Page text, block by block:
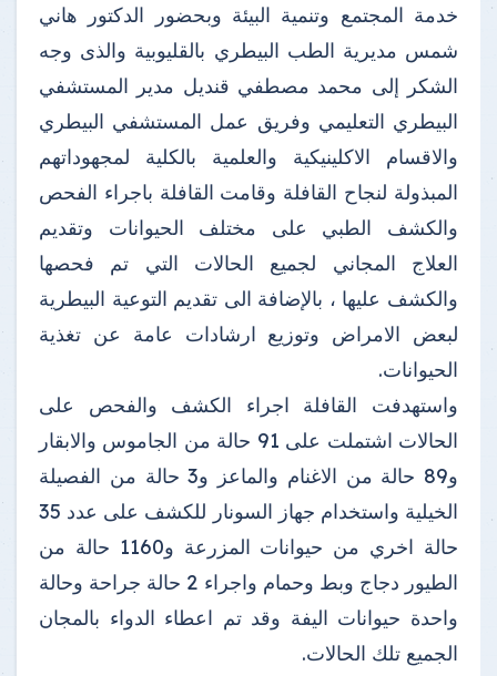
خدمة المجتمع وتنمية البيئة وبحضور الدكتور هاني
شمس مديرية الطب البيطري بالقليوبية والذى وجه
الشكر إلى محمد مصطفي قنديل مدير المستشفي
البيطري التعليمي وفريق عمل المستشفي البيطري
والاقسام الاكلينيكية والعلمية بالكلية لمجهوداتهم
المبذولة لنجاح القافلة وقامت القافلة باجراء الفحص
والكشف الطبي على مختلف الحيوانات وتقديم
العلاج المجاني لجميع الحالات التي تم فحصها
والكشف عليها ، بالإضافة الى تقديم التوعية البيطرية
لبعض الامراض وتوزيع ارشادات عامة عن تغذية
الحيوانات.
واستهدفت القافلة اجراء الكشف والفحص على
الحالات اشتملت على 91 حالة من الجاموس والابقار
و89 حالة من الاغنام والماعز و3 حالة من الفصيلة
الخيلية واستخدام جهاز السونار للكشف على عدد 35
حالة اخري من حيوانات المزرعة و1160 حالة من
الطيور دجاج وبط وحمام واجراء 2 حالة جراحة وحالة
واحدة حيوانات اليفة وقد تم اعطاء الدواء بالمجان
الجميع تلك الحالات.